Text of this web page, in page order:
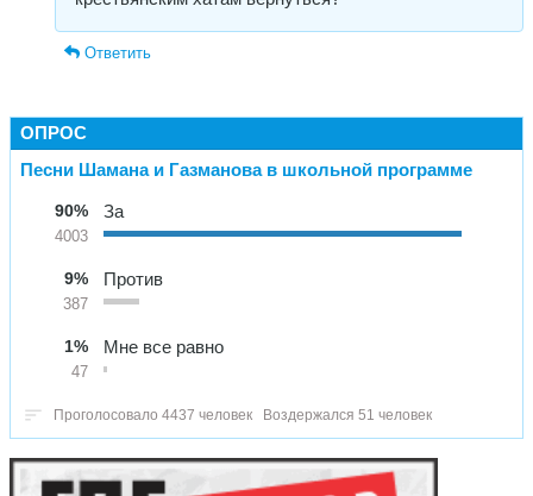
Ответить
ОПРОС
Песни Шамана и Газманова в школьной программе
90%
4003
За
9%
387
Против
1%
47
Мне все равно
Проголосовало 4437 человек Воздержался 51 человек